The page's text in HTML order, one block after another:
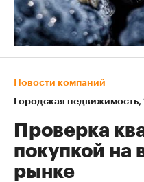
Новости компаний
Городская недвижимость
Проверка
покупкой на
рынке